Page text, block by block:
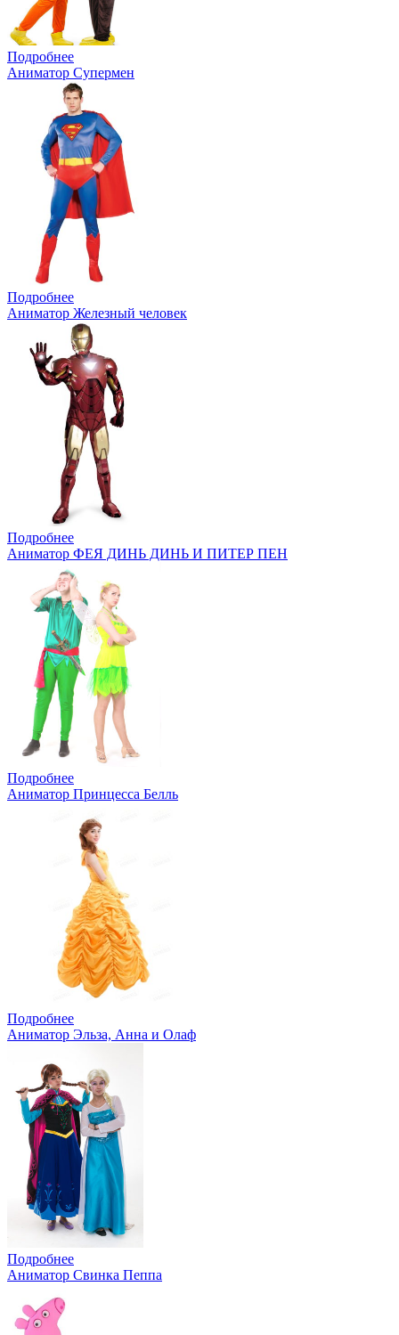
Подробнее
Аниматор Супермен
Подробнее
Аниматор Железный человек
Подробнее
Аниматор ФЕЯ ДИНЬ ДИНЬ И ПИТЕР ПЕН
Подробнее
Аниматор Принцесса Белль
Подробнее
Аниматор Эльза, Анна и Олаф
Подробнее
Аниматор Свинка Пеппа